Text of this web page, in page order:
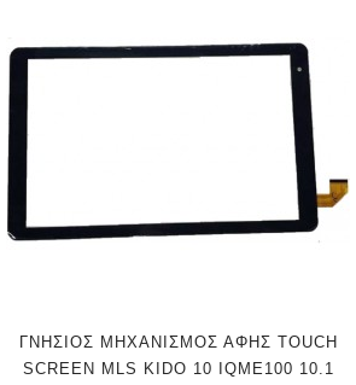
ΓΝΗΣΙΟΣ ΜΗΧΑΝΙΣΜΟΣ ΑΦΗΣ TOUCH
SCREEN MLS KIDO 10 IQME100 10.1